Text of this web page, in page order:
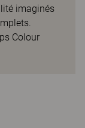
imaginés
Colour